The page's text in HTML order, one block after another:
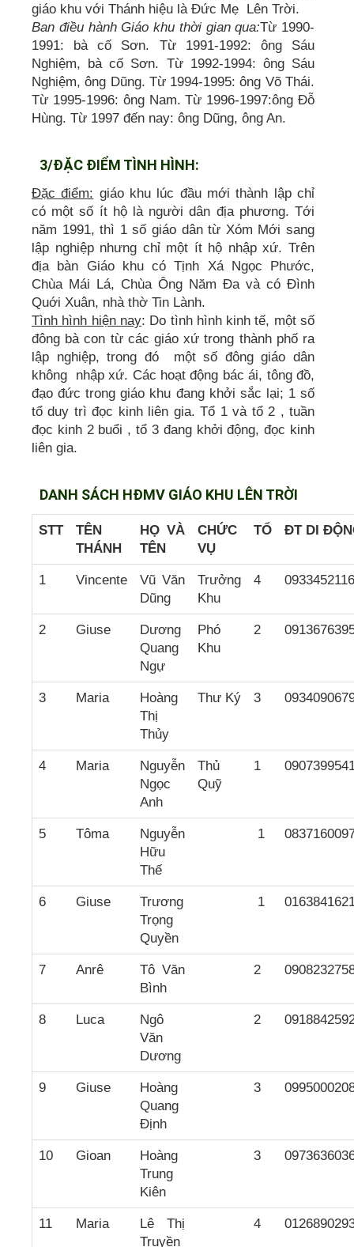
giáo khu với Thánh hiệu là Đức Mẹ Lên Trời.
Ban điều hành Giáo khu thời gian qua:Từ 1990-
1991: bà cố Sơn. Từ 1991-1992: ông Sáu
Nghiệm, bà cố Sơn. Từ 1992-1994: ông Sáu
Nghiệm, ông Dũng. Từ 1994-1995: ông Võ Thái.
Từ 1995-1996: ông Nam. Từ 1996-1997:ông Đỗ
Hùng. Từ 1997 đến nay: ông Dũng, ông An.
3/ĐẶC ĐIỂM TÌNH HÌNH:
Đặc điểm: giáo khu lúc đầu mới thành lập chỉ
có một số ít hộ là người dân địa phương. Tới
năm 1991, thì 1 số giáo dân từ Xóm Mới sang
lập nghiệp nhưng chỉ một ít hộ nhập xứ. Trên
địa bàn Giáo khu có Tịnh Xá Ngọc Phước,
Chùa Mái Lá, Chùa Ông Năm Đa và có Đình
Quới Xuân, nhà thờ Tin Lành.
Tình hình hiện nay: Do tình hình kinh tế, một số
đông bà con từ các giáo xứ trong thành phố ra
lập nghiệp, trong đó một số đông giáo dân
không nhập xứ. Các hoạt động bác ái, tông đồ,
đạo đức trong giáo khu đang khởi sắc lại; 1 số
tổ duy trì đọc kinh liên gia. Tổ 1 và tổ 2 , tuần
đọc kinh 2 buổi , tổ 3 đang khởi động, đọc kinh
liên gia.
DANH SÁCH HĐMV GIÁO KHU LÊN TRỜI
STT
TÊN
THÁNH
HỌ VÀ
TÊN
CHỨC
VỤ
TỔ ĐT DI
1 Vincente
Vũ Văn
Dũng
Trưởng
Khu
4 0933452116
2 Giuse
Dương
Quang
Ngự
Phó
Khu
2
3 Maria
Hoàng
Thị
Thủy
Thư Ký 3
4 Maria
Nguyễn
Ngọc
Anh
Thủ
Quỹ
1
5 Tôma
Nguyễn
Hữu
Thế
1
6 Giuse
Trương
Trọng
Quyền
1
7 Anrê
Tô Văn
Bình
2
8 Luca
Ngô
Văn
Dương
2
9 Giuse
Hoàng
Quang
Định
3
10 Gioan
Hoàng
Trung
Kiên
3
11 Maria
Lê Thị
Truyền
4